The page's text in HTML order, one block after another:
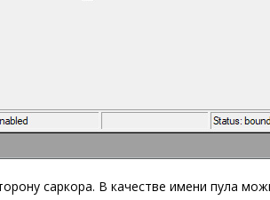
саркора. В качестве имени пула